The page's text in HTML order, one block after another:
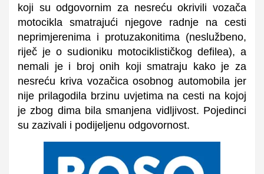
koji su odgovornim za nesreću okrivili vozača
motocikla smatrajući njegove radnje na cesti
neprimjerenima i protuzakonitima (neslužbeno,
riječ je o sudioniku motociklističkog defilea), a
nemali je i broj onih koji smatraju kako je za
nesreću kriva vozačica osobnog automobila jer
nije prilagodila brzinu uvjetima na cesti na kojoj
je zbog dima bila smanjena vidljivost. Pojedinci
su zazivali i podijeljenu odgovornost.